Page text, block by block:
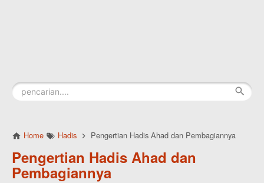
Home Hadis Pengertian Hadis Ahad dan Pembagiannya
Pengertian Hadis Ahad dan
Pembagiannya